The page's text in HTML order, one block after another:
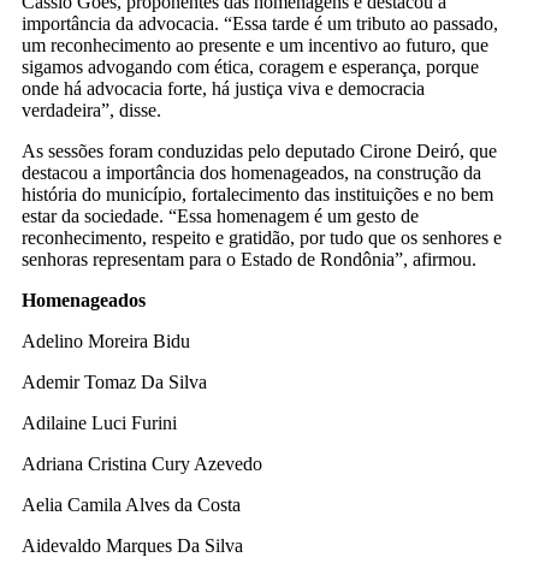
importância da advocacia. “Essa tarde é um tributo ao passado,
um reconhecimento ao presente e um incentivo ao futuro, que
sigamos advogando com ética, coragem e esperança, porque
onde há advocacia forte, há justiça viva e democracia
verdadeira”, disse.
As sessões foram conduzidas pelo deputado Cirone Deiró, que
destacou a importância dos homenageados, na construção da
história do município, fortalecimento das instituições e no bem
estar da sociedade. “Essa homenagem é um gesto de
reconhecimento, respeito e gratidão, por tudo que os senhores e
senhoras representam para o Estado de Rondônia”, afirmou.
Homenageados
Adelino Moreira Bidu
Ademir Tomaz Da Silva
Adilaine Luci Furini
Adriana Cristina Cury Azevedo
Aelia Camila Alves da Costa
Aidevaldo Marques Da Silva